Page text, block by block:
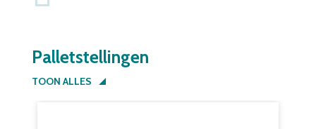
Palletstellingen
TOON ALLES